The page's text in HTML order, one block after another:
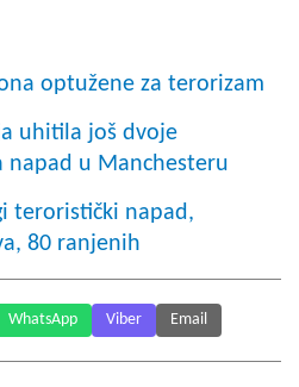
optužene za terorizam
uhitila još dvoje
napad u Manchesteru
teroristički napad,
80 ranjenih
WhatsApp Viber Email